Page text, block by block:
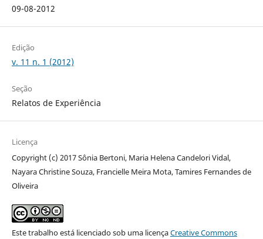
09-08-2012
Edição
v. 11 n. 1 (2012)
Seção
Relatos de Experiência
Licença
Copyright (c) 2017 Sônia Bertoni, Maria Helena Candelori Vidal,
Nayara Christine Souza, Francielle Meira Mota, Tamires Fernandes de
Oliveira
Este trabalho está licenciado sob uma licençaCreative Commons